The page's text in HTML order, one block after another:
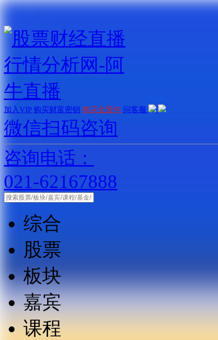
加入VIP 购买财富密钥 购买金股包 问客服
微信扫码咨询
咨询电话：
021-62167888
综合
股票
板块
嘉宾
课程